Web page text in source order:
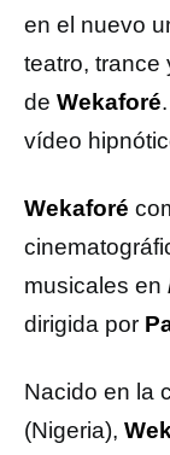
en el nuevo
teatro, trance
de Wekaforé
vídeo
Wekaforé
musicales en
dirigida por
Nacido en la
(Nigeria),